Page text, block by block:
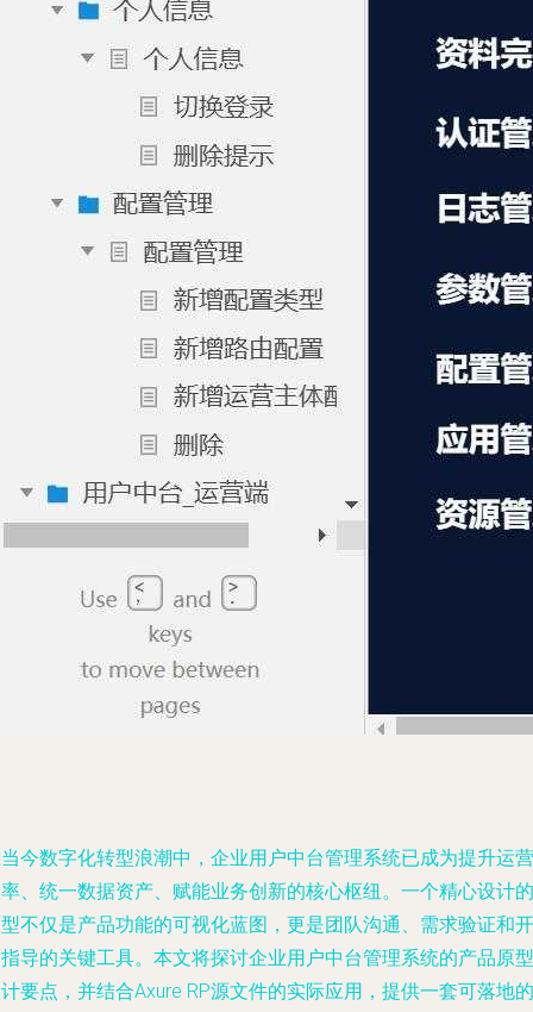
今数字化转型浪潮中，企业用户中台管理系统已成为提升运营
、统一数据资产、赋能业务创新的核心枢纽。一个精心设计的
不仅是产品功能的可视化蓝图，更是团队沟通、需求验证和开
导的关键工具。本文将探讨企业用户中台管理系统的产品原型
要点，并结合Axure RP源文件的实际应用，提供一套可落地的